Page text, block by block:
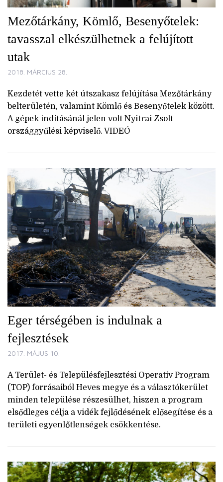
Mezőtárkány, Kömlő, Besenyőtelek:
tavasszal elkészülhetnek a felújított
utak
2018. MÁRCIUS 28.
Kezdetét vette két útszakasz felújítása Mezőtárkány
belterületén, valamint Kömlő és Besenyőtelek között.
A gépek indításánál jelen volt Nyitrai Zsolt
országgyűlési képviselő. VIDEÓ
Eger térségében is indulnak a
fejlesztések
2017. MÁJUS 10.
A Terület- és Településfejlesztési Operatív Program
(TOP) forrásaiból Heves megye és a választókerület
minden települése részesülhet, hiszen a program
elsődleges célja a vidék fejlődésének elősegítése és a
területi egyenlőtlenségek csökkentése.